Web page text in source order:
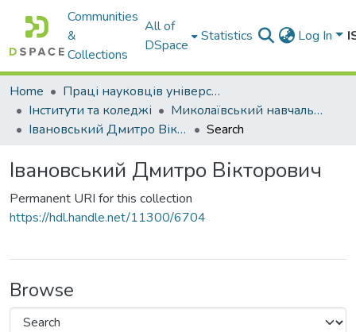
Communities
&
Collections
All of
DSpace
Statistics Log In
Home
Праці науковців університету
Інститути та коледжі
Миколаївський навчально-науковий інститут права
Івановський Дмитро Вікторович
Search
Івановський Дмитро Вікторович
Permanent URI for this collection
https://hdl.handle.net/11300/6704
Browse